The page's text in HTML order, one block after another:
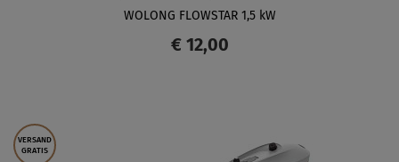
WOLONG ​FLOWSTAR 1,5 kW
€ 12,00
VERSAND
GRATIS